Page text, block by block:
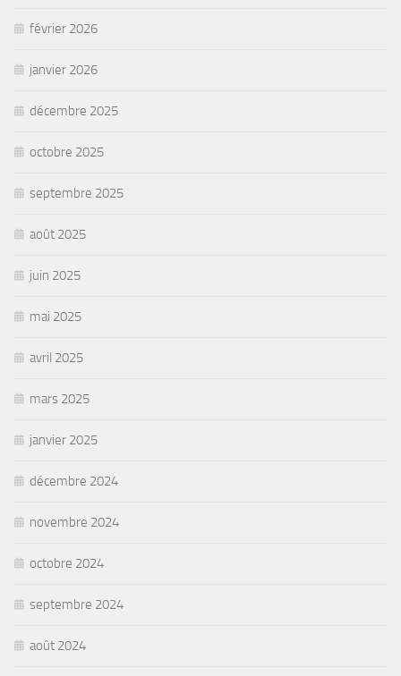
février 2026
janvier 2026
décembre 2025
octobre 2025
septembre 2025
août 2025
juin 2025
mai 2025
avril 2025
mars 2025
janvier 2025
décembre 2024
novembre 2024
octobre 2024
septembre 2024
août 2024